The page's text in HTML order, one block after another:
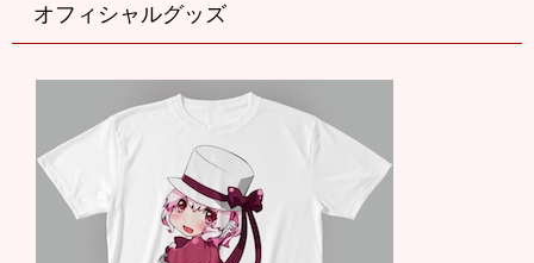
オフィシャルグッズ